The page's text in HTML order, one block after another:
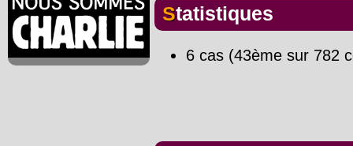
Statistiques
6 cas (43ème sur 782